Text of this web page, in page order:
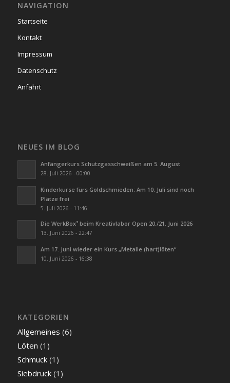
NAVIGATION
Startseite
Kontakt
Impressum
Datenschutz
Anfahrt
NEUES IM BLOG
Anfängerkurs Schutzgasschweißen am 5. August
28. Juli 2026 - 00:00
Kinderkurse fürs Goldschmieden: Am 10. Juli sind noch
Plätze frei
5. Juli 2026 - 11:46
Die WerkBox³ beim Kreativlabor Open 20./21. Juni 2026
13. Juni 2026 - 22:47
Am 17. Juni wieder ein Kurs „Metalle (hart)löten“
10. Juni 2026 - 16:38
KATEGORIEN
Allgemeines (6)
Löten (1)
Schmuck(1)
Siebdruck(1)